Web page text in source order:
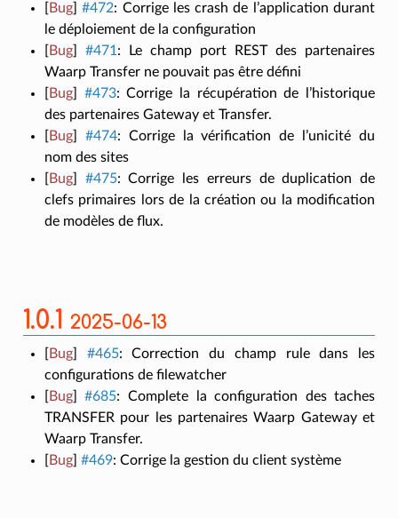
Bug] #472: Corrige les crash de l’application durant
le déploiement de la configuration
Bug] #471 : Le champ port REST des partenaires
Waarp Transfer ne pouvait pas être défini
Bug] #473: Corrige la récupération de l’historique
des partenaires Gateway et Transfer.
Bug] #474: Corrige la vérification de l’unicité du
nom des sites
Bug] #475: Corrige les erreurs de duplication de
clefs primaires lors de la création ou la modification
de modèles de flux.
1.0.1 2025-06-13
Bug] #465: Correction du champ rule dans les
configurations de filewatcher
Bug] #685: Complete la configuration des taches
TRANSFER pour les partenaires Waarp Gateway et
Waarp Transfer.
Bug] #469: Corrige la gestion du client système